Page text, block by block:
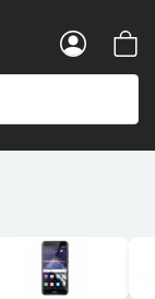
para